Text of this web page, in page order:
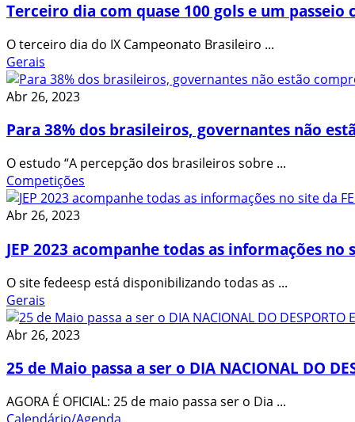
Terceiro dia com quase 100 gols e um
O terceiro dia do IX Campeonato Brasileiro ...
Gerais
Abr 26, 2023
Para 38% dos brasileiros, governantes não
O estudo “A percepção dos brasileiros sobre ...
Competições
Abr 26, 2023
JEP 2023 acompanhe todas as informações no
O site fedeesp está disponibilizando todas as ...
Gerais
Abr 26, 2023
25 de Maio passa a ser o DIA NACIONAL DO
AGORA É OFICIAL: 25 de maio passa ser o Dia ...